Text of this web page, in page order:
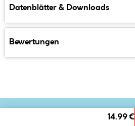
Datenblätter & Downloads
Bewertungen
14.99 €